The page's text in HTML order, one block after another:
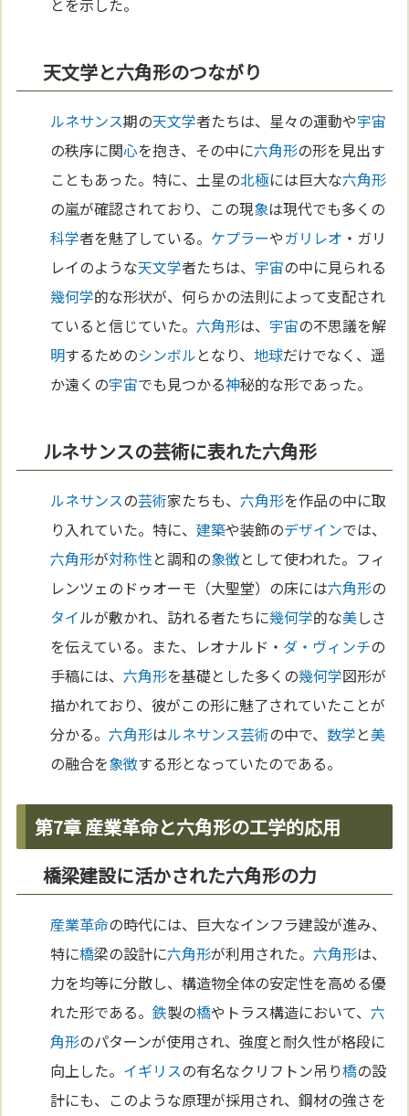
とを示した。
天文学と六角形のつながり
ルネサンス期の天文学者たちは、星々の運動や宇宙
の秩序に関心を抱き、その中に六角形の形を見出す
こともあった。特に、土星の北極には巨大な六角形
の嵐が確認されており、この現象は現代でも多くの
科学者を魅了している。 ケプラーやガリレオ ・ガリ
レイのような天文学者たちは、 宇宙の中に見られる
幾何学的な形状が、何らかの法則によって支配され
ていると信じていた。六角形は、 宇宙の不思議を解
明するためのシンボルとなり、地球だけでなく、遥
か遠くの宇宙でも見つかる神秘的な形であった。
ルネサンスの芸術に表れた六角形
ルネサンスの芸術家たちも、六角形を作品の中に取
り入れていた。特に、建築や装飾のデザインでは、
六角形が対称性と調和の象徴として使われた。フィ
レンツェのドゥオーモ（大聖堂）の床には六角形の
タイルが敷かれ、訪れる者たちに幾何学的な美しさ
を伝えている。また、レオナルド・ ダ・ヴィンチの
手稿には、六角形を基礎とした多くの幾何学図形が
描かれており、彼がこの形に魅了されていたことが
分かる。六角形はルネサンス芸術の中で、数学と美
の融合を象徴する形となっていたのである。
第7章 産業革命と六角形の工学的応用
橋梁建設に活かされた六角形の力
産業革命の時代には、巨大なインフラ建設が進み、
特に橋梁の設計に六角形が利用された。六角形は、
力を均等に分散し、構造物全体の安定性を高める優
れた形である。鉄製の橋やトラス構造において、六
角形のパターンが使用され、強度と耐久性が格段に
向上した。 イギリスの有名なクリフトン吊り橋の設
計にも、このような原理が採用され、鋼材の強さを